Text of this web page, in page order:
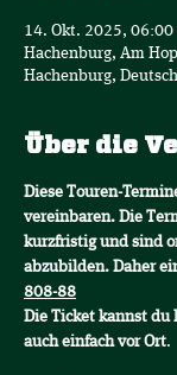
14. Okt. 2025, 06:00
Hachenburg, Am
Hachenburg,
Über die
Diese Touren-
vereinbaren. Die
kurzfristig und sind
abzubilden. Daher
808-88
Die Ticket kannst du
auch einfach vor Ort.